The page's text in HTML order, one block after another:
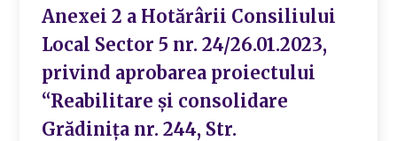
Anexei 2 a Hotărârii Consiliului
Local Sector 5 nr. 24/26.01.2023,
privind aprobarea proiectului
“Reabilitare și consolidare
Grădinița nr. 244, Str.